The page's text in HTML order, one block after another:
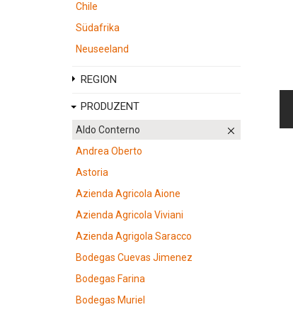
Chile
Südafrika
Neuseeland
REGION
PRODUZENT
Aldo Conterno
Andrea Oberto
Astoria
Azienda Agricola Aione
Azienda Agricola Viviani
Azienda Agrigola Saracco
Bodegas Cuevas Jimenez
Bodegas Farina
Bodegas Muriel